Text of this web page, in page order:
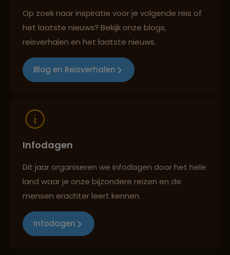
Reizen met oog voor mens, cultuur en milieu
Op zoek naar inspiratie voor je volgende reis of
het laatste nieuws? Bekijk onze blogs,
reisverhalen en het laatste nieuws.
Blog en Reisverhalen
Infodagen
Dit jaar organiseren we infodagen door het hele
land waar je onze bijzondere reizen en de
mensen erachter leert kennen.
Infodagen